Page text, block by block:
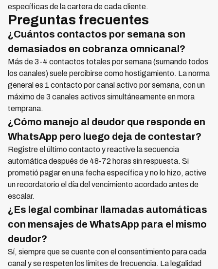
específicas de la cartera de cada cliente.
Preguntas frecuentes
¿Cuántos contactos por semana son
demasiados en cobranza omnicanal?
Más de 3-4 contactos totales por semana (sumando todos
los canales) suele percibirse como hostigamiento. La norma
general es 1 contacto por canal activo por semana, con un
máximo de 3 canales activos simultáneamente en mora
temprana.
¿Cómo manejo al deudor que responde en
WhatsApp pero luego deja de contestar?
Registre el último contacto y reactive la secuencia
automática después de 48-72 horas sin respuesta. Si
prometió pagar en una fecha específica y no lo hizo, active
un recordatorio el día del vencimiento acordado antes de
escalar.
¿Es legal combinar llamadas automáticas
con mensajes de WhatsApp para el mismo
deudor?
Sí, siempre que se cuente con el consentimiento para cada
canal y se respeten los límites de frecuencia. La legalidad